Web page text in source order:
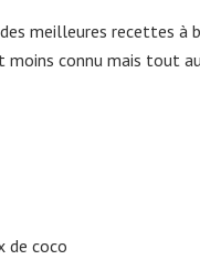
meilleures recettes
moins connu mais tout
de coco